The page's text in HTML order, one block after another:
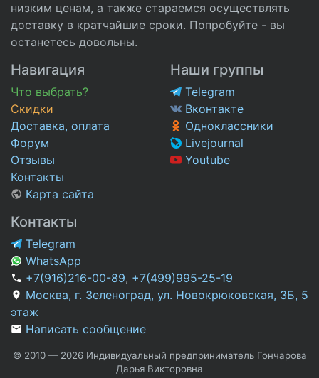
низким ценам, а также стараемся осуществлять
доставку в кратчайшие сроки. Попробуйте - вы
останетесь довольны.
Навигация
Что выбрать?
Скидки
Доставка, оплата
Форум
Отзывы
Контакты
Карта сайта
Наши группы
Telegram
Вконтакте
Одноклассники
Livejournal
Youtube
Контакты
Telegram
WhatsApp
+7(916)216-00-89, +7(499)995-25-19
Москва, г. Зеленоград, ул. Новокрюковская, 3Б, 5
этаж
Написать сообщение
© 2010 — 2026 Индивидуальный предприниматель Гончарова
Дарья Викторовна